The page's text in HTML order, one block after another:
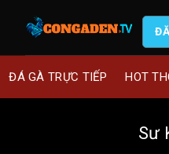
ĐÁ GÀ TRỰC TIẾP HOT
Sư